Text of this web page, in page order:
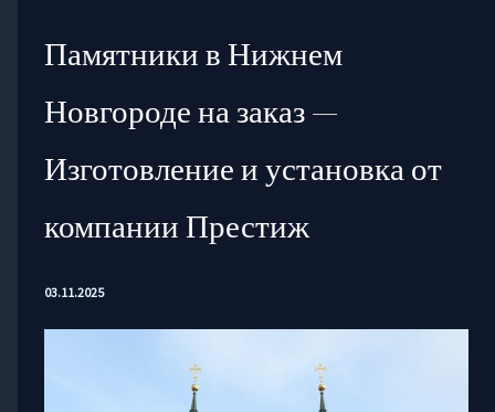
Памятники в Нижнем
Новгороде на заказ —
Изготовление и установка от
компании Престиж
03.11.2025